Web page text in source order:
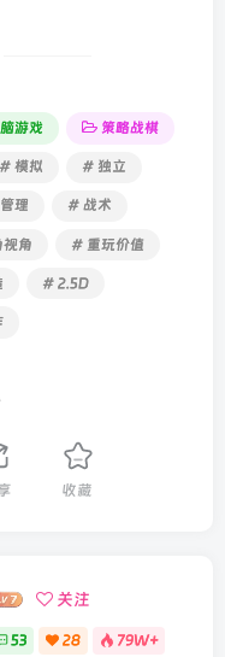
游戏 策略战棋
# 模拟 # 独立
理 # 战术
角 # 重玩价值
# 2.5D
收藏
关注
53 28 79W+